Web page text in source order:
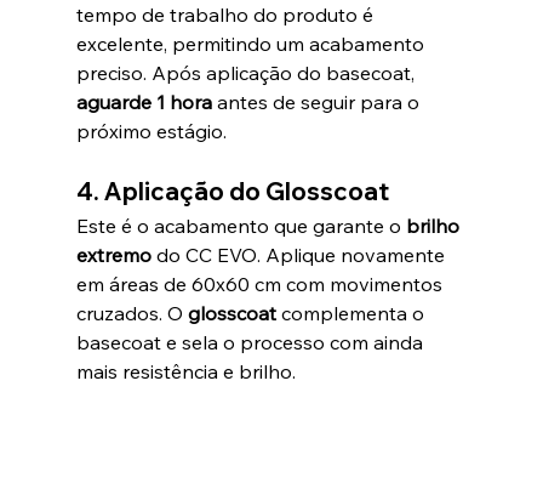
tempo de trabalho do produto é
excelente, permitindo um acabamento
preciso. Após aplicação do basecoat,
aguarde 1 hora antes de seguir para o
próximo estágio.
4. Aplicação do Glosscoat
Este é o acabamento que garante o brilho
extremo do CC EVO. Aplique novamente
em áreas de 60x60 cm com movimentos
cruzados. O glosscoat complementa o
basecoat e sela o processo com ainda
mais resistência e brilho.